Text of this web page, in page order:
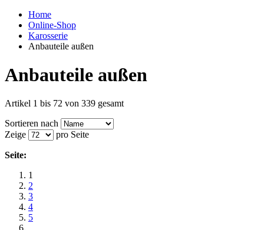
Home
Online-Shop
Karosserie
Anbauteile außen
Anbauteile außen
Artikel 1 bis 72 von 339 gesamt
Sortieren nach
Zeige
pro Seite
Seite:
1
2
3
4
5